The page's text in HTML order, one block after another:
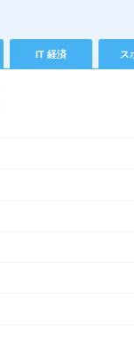
IT 経済 ス